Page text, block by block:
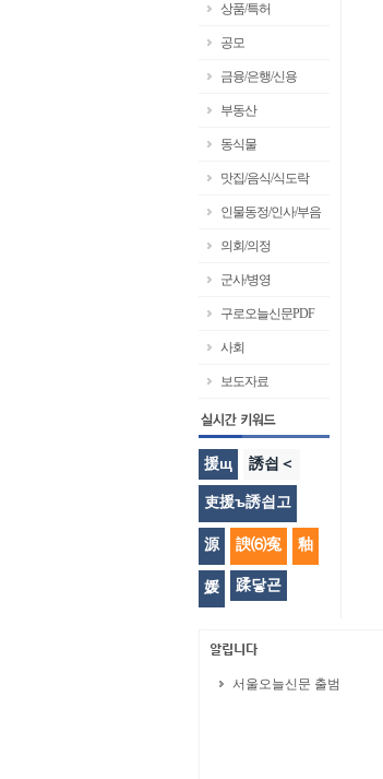
상품/특허
공모
금융/은행/신용
부동산
동식물
맛집/음식/식도락
인물동정/인사/부음
의회/의정
군사/병영
구로오늘신문PDF
사회
보도자료
援щ 誘쇱＜
吏援ъ誘쇱고
源 諛⑹寃 釉
媛 蹂닿굔
서울오늘신문 출범